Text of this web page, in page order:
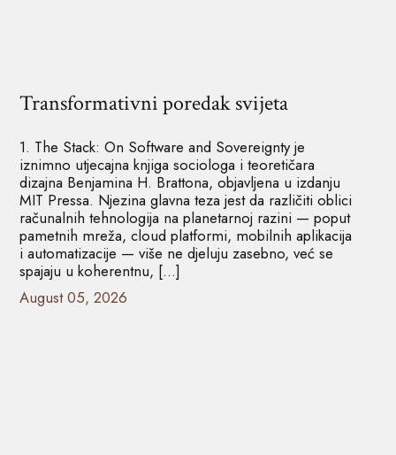
Transformativni poredak svijeta
1. The Stack: On Software and Sovereignty je
iznimno utjecajna knjiga sociologa i teoretičara
dizajna Benjamina H. Brattona, objavljena u izdanju
MIT Pressa. Njezina glavna teza jest da različiti oblici
računalnih tehnologija na planetarnoj razini — poput
pametnih mreža, cloud platformi, mobilnih aplikacija
i automatizacije — više ne djeluju zasebno, već se
spajaju u koherentnu, […]
August 05, 2026